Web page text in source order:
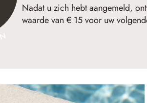
Nadat u zich hebt aangemeld,
waarde van € 15 voor uw